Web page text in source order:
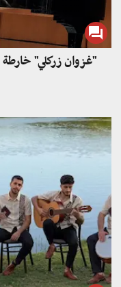
"غزوان زركلي"